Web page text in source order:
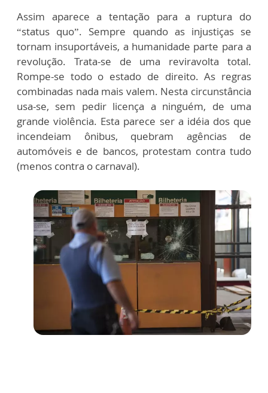
Assim aparece a tentação para a ruptura do
“status quo”. Sempre quando as injustiças se
tornam insuportáveis, a humanidade parte para a
revolução. Trata-se de uma reviravolta total.
Rompe-se todo o estado de direito. As regras
combinadas nada mais valem. Nesta circunstância
usa-se, sem pedir licença a ninguém, de uma
grande violência. Esta parece ser a idéia dos que
incendeiam ônibus, quebram agências de
automóveis e de bancos, protestam contra tudo
(menos contra o carnaval).